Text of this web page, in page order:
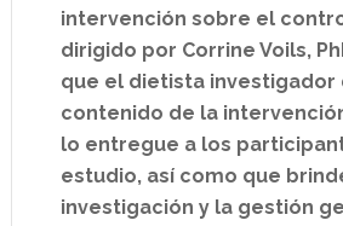
intervención sobre el
dirigido por Corrine Voils,
que el dietista
contenido de la
lo entregue a los
estudio, así como que
investigación y la gestión